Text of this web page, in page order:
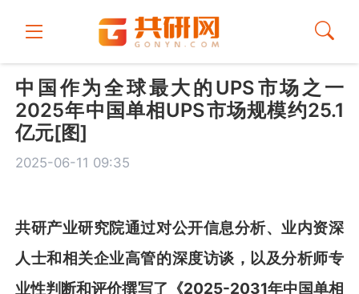
中国作为全球最大的UPS市场之一
2025年中国单相UPS市场规模约25.1
亿元[图]
2025-06-11 09:35
共研产业研究院通过对公开信息分析、业内资深
人士和相关企业高管的深度访谈，以及分析师专
业性判断和评价撰写了《2025-2031年中国单相